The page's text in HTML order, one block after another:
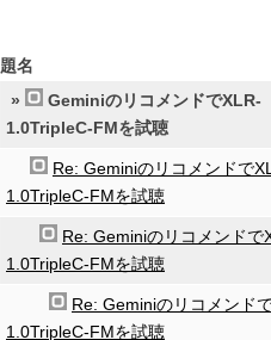
題名
»
GeminiのリコメンドでXLR-
1.0TripleC-FMを試聴
Re: Geminiのリコメンドで
1.0TripleC-FMを試聴
Re: Geminiのリコメンドで
1.0TripleC-FMを試聴
Re: Geminiのリコメンド
1.0TripleC-FMを試聴